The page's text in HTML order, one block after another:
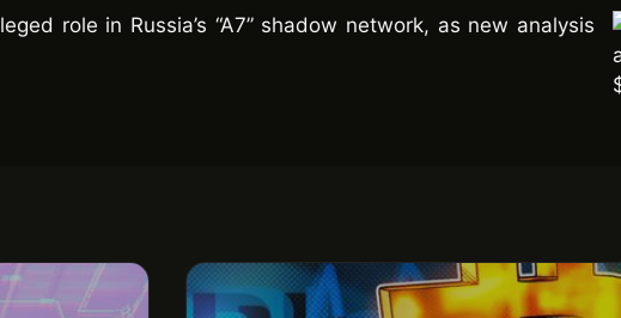
role in Russia’s “A7” shadow network, as new analysis